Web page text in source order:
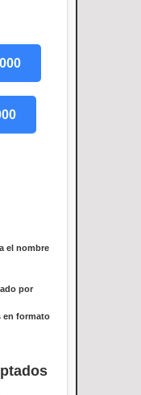
el nombre
por
en formato